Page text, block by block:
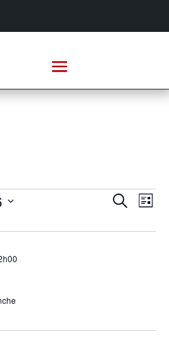
Recherche
DE
Liste